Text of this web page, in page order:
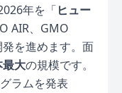
年を「ヒュー
AIR、GMO
を進めます。面
最大の規模です。
ラムを発表